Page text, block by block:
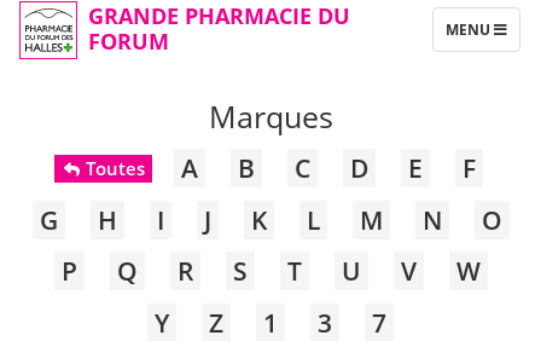
GRANDE PHARMACIE DU
FORUM
TOGGLE
NAVIGATION
MENU
Marques
Toutes A B C D E
F
G
H I J K L M N
O
P
Q R S T U V
W
Y
Z 1 3 7